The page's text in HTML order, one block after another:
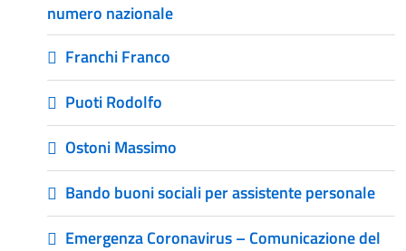
numero nazionale
Franchi Franco
Puoti Rodolfo
Ostoni Massimo
Bando buoni sociali per assistente personale
Emergenza Coronavirus – Comunicazione del